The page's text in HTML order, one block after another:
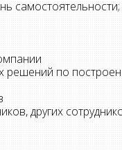
самостоятельности;
решений по
других